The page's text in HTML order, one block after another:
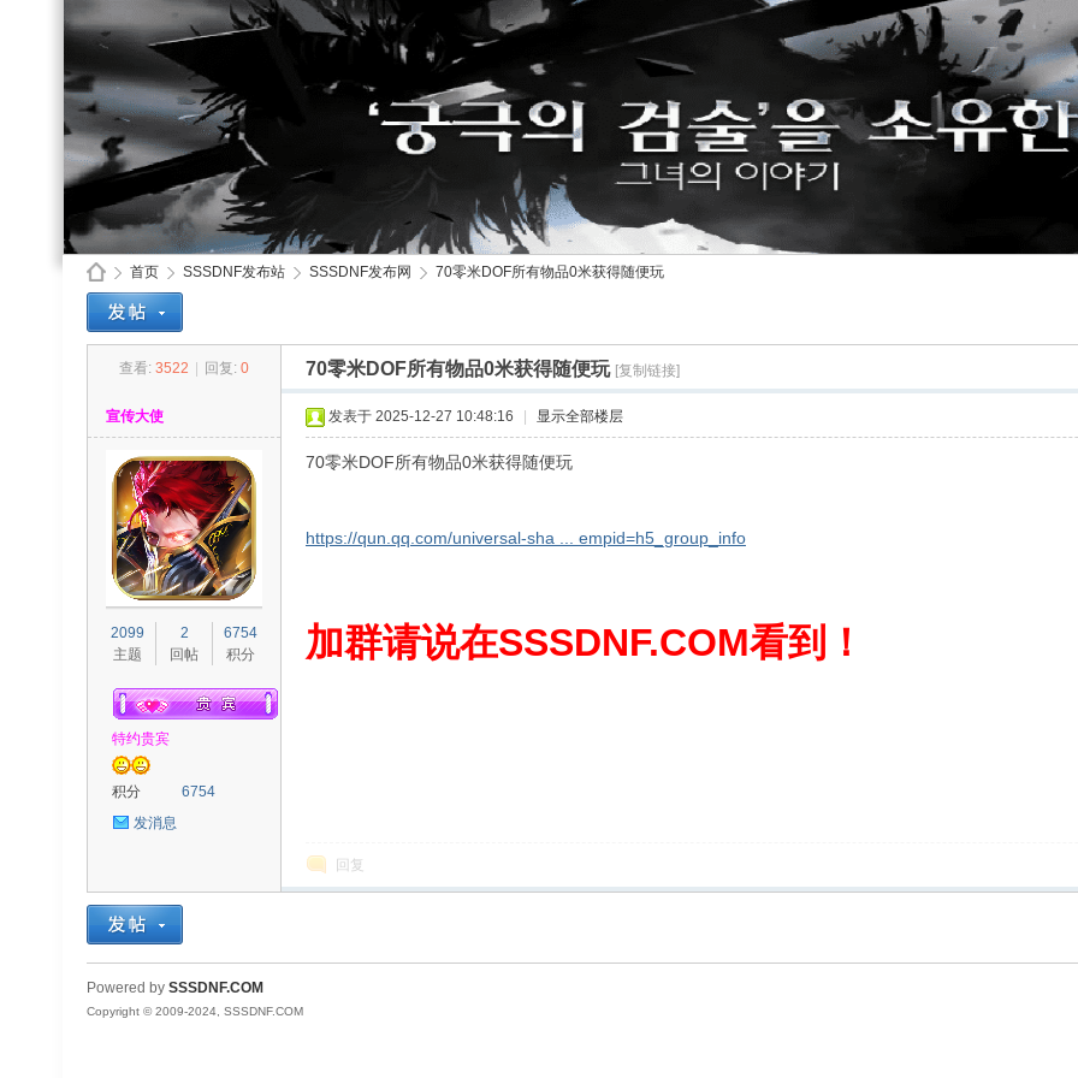
首页
›
SSSDNF发布站 SSSDNF发布网
›
70零米DOF所有物品0米获得随便玩
查看: 3522 回复: 0 70零米DOF所有物品0米获得随便玩 [复制链接]
宣传大使
2099
主题
2
回帖
6754
积分
特约贵宾
积分
6754
发消息
发表于 2025-12-27 10:48:16 显示全部楼层
70零米DOF所有物品0米获得随便玩
https://qun.qq.com/universal-sha ... empid=h5_group_info
加群请说在SSSDNF.COM看到！
回复
Powered by SSSDNF.COM
Copyright © 2009-2024, SSSDNF.COM